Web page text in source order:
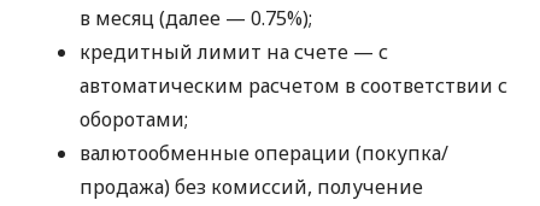
в месяц (далее — 0.75%);
кредитный лимит на счете — с
автоматическим расчетом в соответствии с
оборотами;
валютообменные операции (покупка/
продажа) без комиссий, получение